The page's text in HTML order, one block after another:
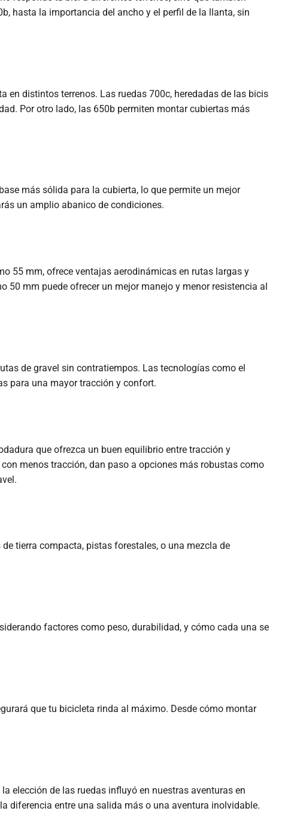
hasta la importancia del ancho y el perfil de la llanta, sin
en distintos terrenos. Las ruedas 700c, heredadas de las bicis
Por otro lado, las 650b permiten montar cubiertas más
más sólida para la cubierta, lo que permite un mejor
un amplio abanico de condiciones.
55 mm, ofrece ventajas aerodinámicas en rutas largas y
50 mm puede ofrecer un mejor manejo y menor resistencia al
de gravel sin contratiempos. Las tecnologías como el
para una mayor tracción y confort.
que ofrezca un buen equilibrio entre tracción y
menos tracción, dan paso a opciones más robustas como
tierra compacta, pistas forestales, o una mezcla de
factores como peso, durabilidad, y cómo cada una se
que tu bicicleta rinda al máximo. Desde cómo montar
elección de las ruedas influyó en nuestras aventuras en
diferencia entre una salida más o una aventura inolvidable.